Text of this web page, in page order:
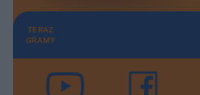
TERAZ
GRAMY